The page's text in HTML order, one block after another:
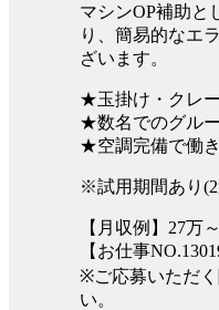
マシンOP補助と
り、簡易的なエ
ざいます。
★玉掛け・クレ
★数名でのグル
★空調完備で働
※試用期間あり
【月収例】27万
【お仕事
※ご応募いただ
い。